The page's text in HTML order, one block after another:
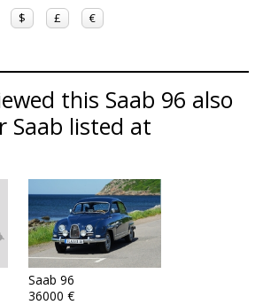
$ £ €
this Saab 96 also
Saab listed at
Saab 96
36000 €